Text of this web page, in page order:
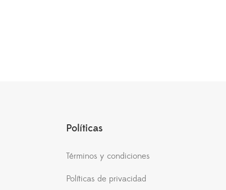
Políticas
Términos y condiciones
Políticas de privacidad